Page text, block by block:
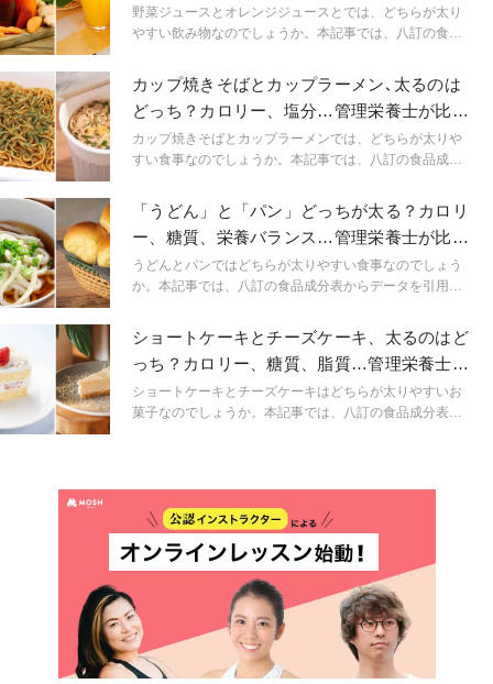
が比較して解説
野菜ジュースとオレンジジュースとでは、どちらが太り
やすい飲み物なのでしょうか。本記事では、八訂の食品
す。あわせて、果物ジュースなどを飲む際の注意点も紹
介するため、ダイエット中や健康に気を配っている方
は、ぜひ参考にしてみてください。
カップ焼きそばとカップラーメン､太るのは
どっち？カロリー、塩分…管理栄養士が比較
して解説
カップ焼きそばとカップラーメンでは、どちらが太りや
すい食事なのでしょうか。本記事では、八訂の食品成分
ロリーや糖質を解説します。また、忙しい生活の中で手
軽に栄養補給をするためのポイントも解説するため、ぜ
ひ参考にしてみてください。
「うどん」と「パン」どっちが太る？カロリ
ー、糖質、栄養バランス…管理栄養士が比較
して解説
うどんとパンではどちらが太りやすい食事なのでしょう
か。本記事では、八訂の食品成分表からデータを引用
活の参考にしてみてください。
ショートケーキとチーズケーキ、太るのはど
っち？カロリー、糖質、脂質…管理栄養士が
比較して解説
ショートケーキとチーズケーキはどちらが太りやすいお
菓子なのでしょうか。本記事では、八訂の食品成分表の